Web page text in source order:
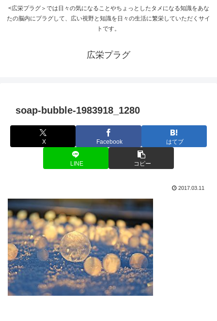
<広栄プラグ＞では日々の気になることやちょっとしたタメになる知識をあな
たの脳内にプラグして、広い視野と知識を日々の生活に繁栄していただくサイ
トです。
広栄プラグ
soap-bubble-1983918_1280
X Facebook はてブ
LINE コピー
2017.03.11